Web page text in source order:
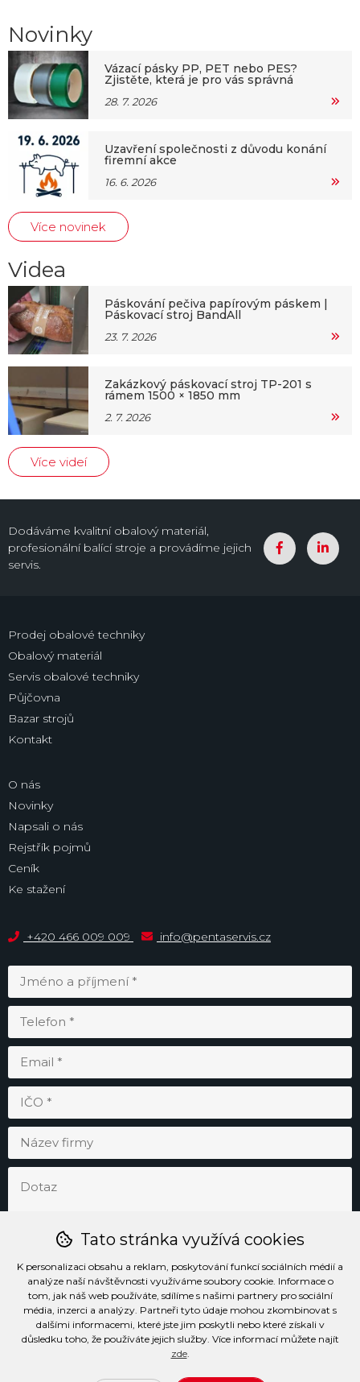
Novinky
Vázací pásky PP, PET nebo PES?
Zjistěte, která je pro vás správná
28. 7. 2026
Uzavření společnosti z důvodu konání
firemní akce
16. 6. 2026
Více novinek
Videa
Páskování pečiva papírovým páskem |
Páskovací stroj BandAll
23. 7. 2026
Zakázkový páskovací stroj TP-201 s
rámem 1500 × 1850 mm
2. 7. 2026
Více videí
Dodáváme kvalitní obalový materiál,
profesionální balící stroje a provádíme jejich
servis.
Prodej obalové techniky
Obalový materiál
Servis obalové techniky
Půjčovna
Bazar strojů
Kontakt
O nás
Novinky
Napsali o nás
Rejstřík pojmů
Ceník
Ke stažení
+420 466 009 009 info@pentaservis.cz
Odesláním souhlasím se zpracováním osobních údajů
Prohlášení o přístupnosti Podmínky užívání stránek
Tato stránka využívá cookies
K personalizaci obsahu a reklam, poskytování funkcí sociálních médií a
analýze naší návštěvnosti využíváme soubory cookie. Informace o
tom, jak náš web používáte, sdílíme s našimi partnery pro sociální
média, inzerci a analýzy. Partneři tyto údaje mohou zkombinovat s
dalšími informacemi, které jste jim poskytli nebo které získali v
důsledku toho, že používáte jejich služby. Více informací můžete najít
zde.